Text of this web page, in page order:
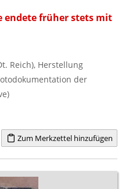
endete früher stets mit
Reich), Herstellung
der
Zum Merkzettel hinzufügen